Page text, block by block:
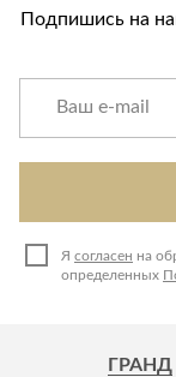
Подпишись на
Я согласен на
определенных
ГРАНД